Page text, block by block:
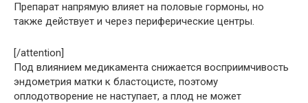
Препарат напрямую влияет на половые гормоны, но
также действует и через периферические центры.
[/attention]
Под влиянием медикамента снижается восприимчивость
эндометрия матки к бластоцисте, поэтому
оплодотворение не наступает, а плод не может